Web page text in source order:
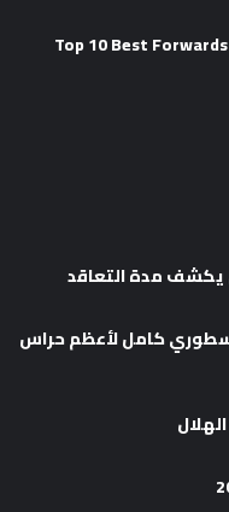
Top 10 Best
يكشف مدة التعاقد
أسطوري كامل لأعظم حراس